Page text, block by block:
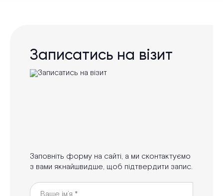
Записатись на візит
Заповніть форму на сайті, а ми сконтактуємо
з вами якнайшвидше, щоб підтвердити запис.